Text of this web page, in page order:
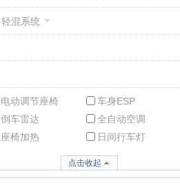
轻混系统
电动调节座椅 车身ESP
倒车雷达 全自动空调
座椅加热 日间行车灯
点击收起